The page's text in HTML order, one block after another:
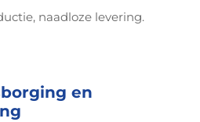
naadloze levering.
en